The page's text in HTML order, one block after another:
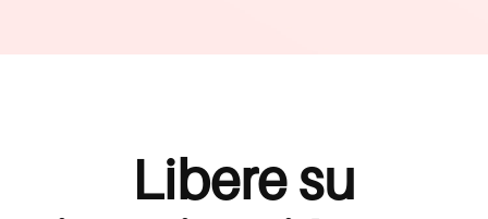
Libere su